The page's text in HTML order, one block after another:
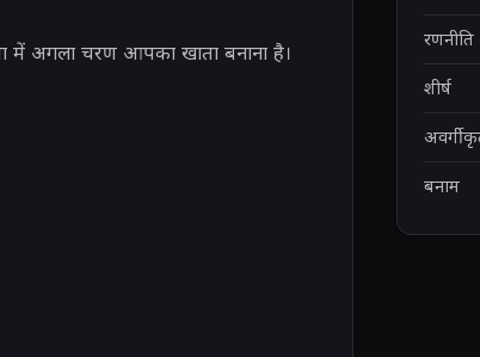
में अगला चरण आपका खाता बनाना है।
रणनीति
शीर्ष
बनाम